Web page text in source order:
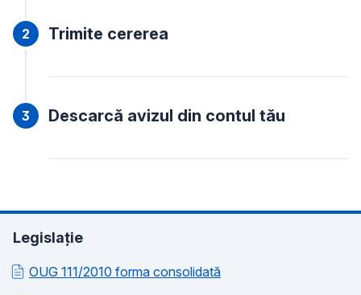
Trimite cererea
Descarcă avizul din contul tău
Legislație
OUG 111/2010 forma consolidată